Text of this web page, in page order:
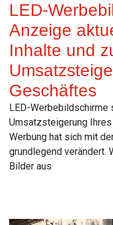
LED-
Anzeige
Inhalte und
Geschäftes
LED-Werbebildschirme
Umsatzsteigerung
Werbung hat sich mit
grundlegend verändert.
Bilder aus